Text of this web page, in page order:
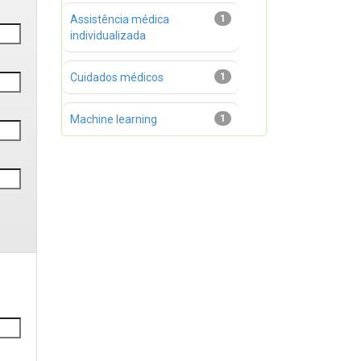
1
Assistência médica
individualizada
1
Cuidados médicos
1
Machine learning